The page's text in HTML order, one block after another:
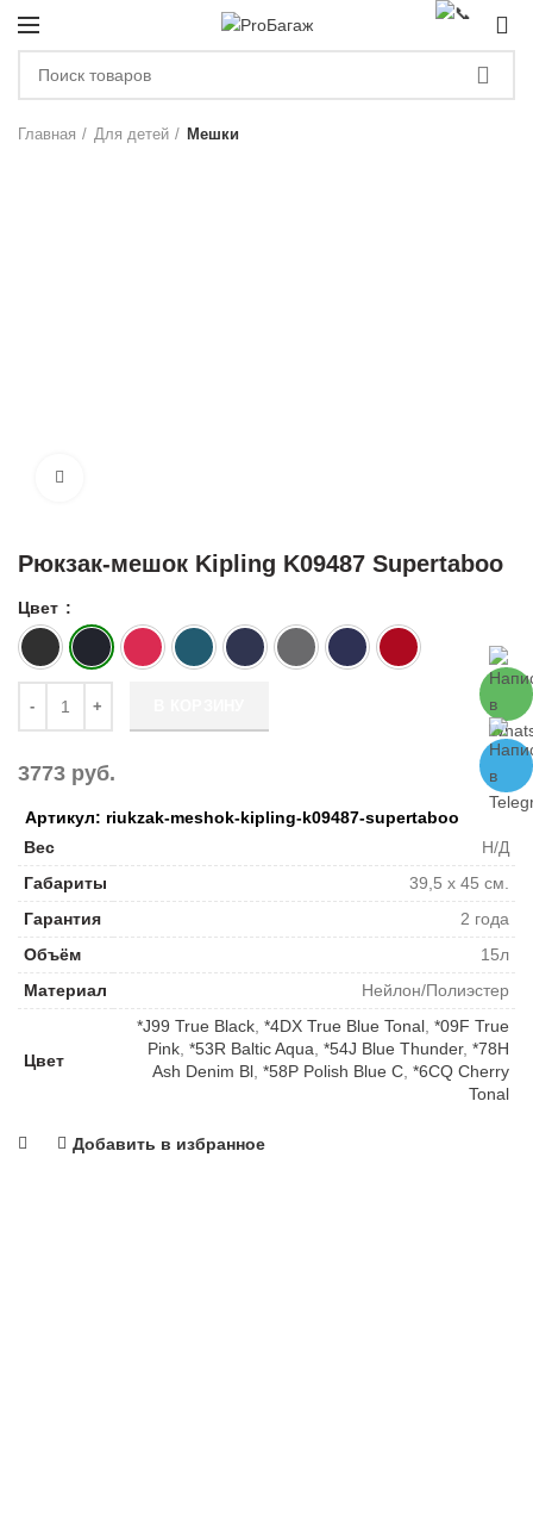
Главная Для детей Мешки
Рюкзак-мешок Kipling K09487 Supertaboo
Цвет
3773 руб.
Артикул: riukzak-meshok-kipling-k09487-supertaboo
Вес
Н/Д
Габариты
39,5 x 45 см.
Гарантия
2 года
Объём
15л
Материал
Нейлон/Полиэстер
Цвет
*J99 True Black *4DX True Blue Tonal *09F True
Pink *53R Baltic Aqua *54J Blue Thunder, *78H
Ash Denim Bl *58P Polish Blue C *6CQ Cherry
Tonal
Добавить в избранное